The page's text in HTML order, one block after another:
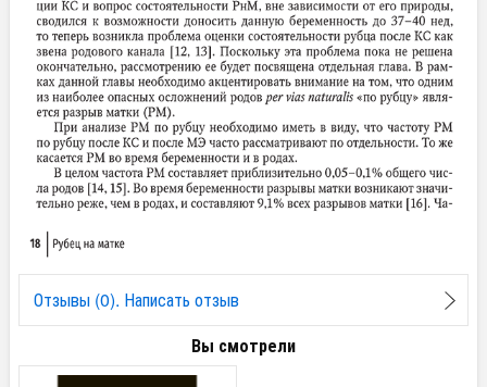
Отзывы (0). Написать отзыв
Вы смотрели